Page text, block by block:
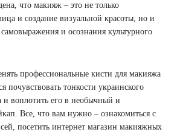
что макияж – это не только
и создание визуальной красоты, но и
и осознания культурного
профессиональные кисти для макияжа
почувствовать тонкости украинского
и воплотить его в необычный и
Все, что вам нужно – ознакомиться с
посетить интернет магазин макияжных